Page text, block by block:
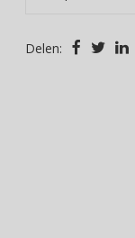
Delen: